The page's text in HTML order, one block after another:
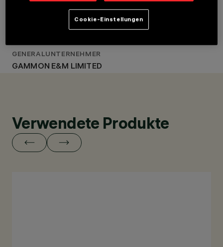
INTERNATIONAL
GENERALUNTERNEHMER
GAMMON E&M LIMITED
Verwendete Produkte
Cookie-Einstellungen